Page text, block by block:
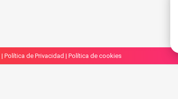
| Política de Privacidad | Política de cookies